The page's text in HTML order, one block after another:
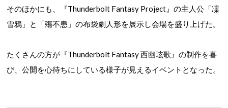
そのほかにも、『Thunderbolt Fantasy Project』の主人公「凜
雪鴉」と「殤不患」の布袋劇人形を展示し会場を盛り上げた。
たくさんの方が『Thunderbolt Fantasy 西幽玹歌』の制作を喜
び、公開を心待ちにしている様子が見えるイベントとなった。